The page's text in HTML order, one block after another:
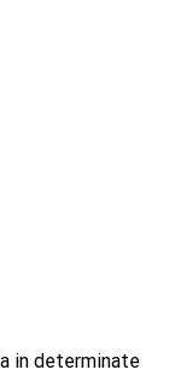
in determinate